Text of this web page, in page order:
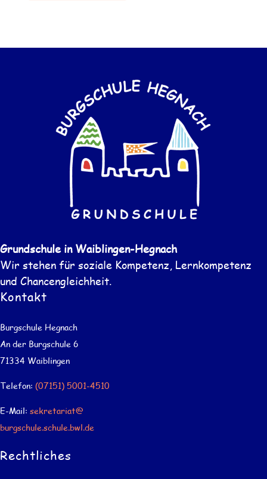
Grundschule in Waiblingen-Hegnach
Wir stehen für soziale Kompetenz, Lernkompetenz
und Chancengleichheit.
Kontakt
Burgschule Hegnach
An der Burgschule 6
71334 Waiblingen
Telefon: (07151) 5001-4510
E-Mail: sekretariat@
burgschule.schule.bwl.de
Rechtliches